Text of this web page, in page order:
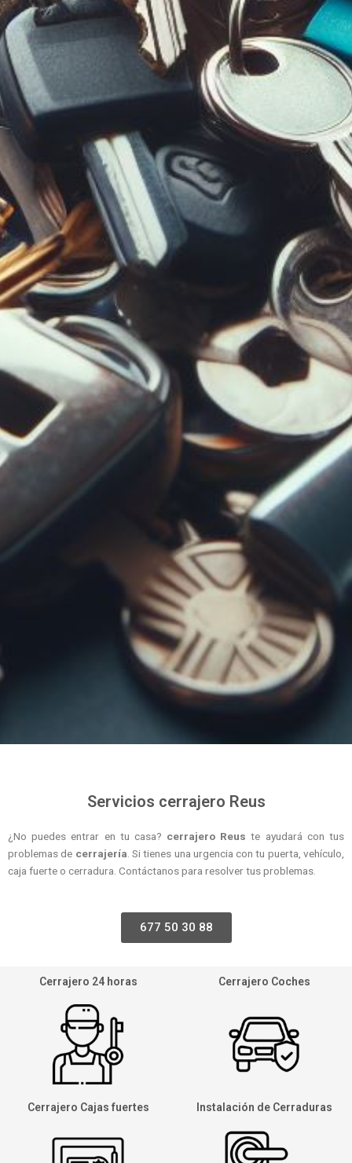
Servicios cerrajero Reus
¿No puedes entrar en tu casa? cerrajero Reus te ayudará con tus
problemas de cerrajería. Si tienes una urgencia con tu puerta, vehículo,
caja fuerte o cerradura. Contáctanos para resolver tus problemas.
677 50 30 88
Cerrajero 24 horas Cerrajero Coches
Cerrajero Cajas fuertes Instalación de Cerraduras